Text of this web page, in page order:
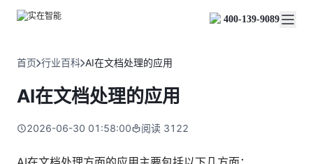
400-139-9089
人人都会用的智能体
智能文档审阅平台
实在 RPA 机器人
可靠的机器人终端
实在 RPA 控制器
全面支持国产信创生态
通信运营商
零售电商
政府及公共服务
能源及制造业
金融
运营商
资源与支持
智能体市场
合作伙伴
客户支持
关于实在
媒体报道
视频动态
加入我们
首页 行业百科 AI在文档处理的应用
AI在文档处理的应用
2026-06-30 01:58:00 阅读 3122